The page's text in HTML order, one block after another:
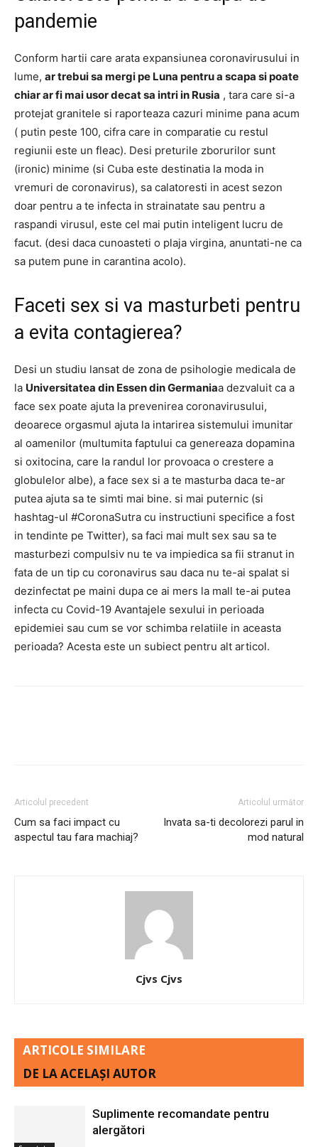
pandemie
Conform hartii care arata expansiunea coronavirusului in
lume, ar trebui sa mergi pe Luna pentru a scapa si poate
chiar ar fi mai usor decat sa intri in Rusia , tara care si-a
protejat granitele si raporteaza cazuri minime pana acum
( putin peste 100, cifra care in comparatie cu restul
regiunii este un fleac). Desi preturile zborurilor sunt
(ironic) minime (si Cuba este destinatia la moda in
vremuri de coronavirus), sa calatoresti in acest sezon
doar pentru a te infecta in strainatate sau pentru a
raspandi virusul, este cel mai putin inteligent lucru de
facut. (desi daca cunoasteti o plaja virgina, anuntati-ne ca
sa putem pune in carantina acolo).
Faceti sex si va masturbeti pentru
a evita contagierea?
Desi un studiu lansat de zona de psihologie medicala de
la Universitatea din Essen din Germaniaa dezvaluit ca a
face sex poate ajuta la prevenirea coronavirusului,
deoarece orgasmul ajuta la intarirea sistemului imunitar
al oamenilor (multumita faptului ca genereaza dopamina
si oxitocina, care la randul lor provoaca o crestere a
globulelor albe), a face sex si a te masturba daca te-ar
putea ajuta sa te simti mai bine. si mai puternic (si
hashtag-ul #CoronaSutra cu instructiuni specifice a fost
in tendinte pe Twitter), sa faci mai mult sex sau sa te
masturbezi compulsiv nu te va impiedica sa fii stranut in
fata de un tip cu coronavirus sau daca nu te-ai spalat si
dezinfectat pe maini dupa ce ai mers la mall te-ai putea
infecta cu Covid-19 Avantajele sexului in perioada
epidemiei sau cum se vor schimba relatiile in aceasta
perioada? Acesta este un subiect pentru alt articol.
Articolul precedent
Cum sa faci impact cu
aspectul tau fara machiaj?
Articolul următor
Invata sa-ti decolorezi parul in
mod natural
Cjvs Cjvs
ARTICOLE SIMILARE
DE LA ACELAȘI AUTOR
Suplimente recomandate pentru
alergători